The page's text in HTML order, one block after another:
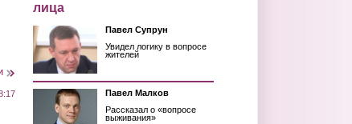
лица
Павел Супрун
Увидел логику в вопросе
жителей
Павел Малков
Рассказал о «вопросе
выживания»